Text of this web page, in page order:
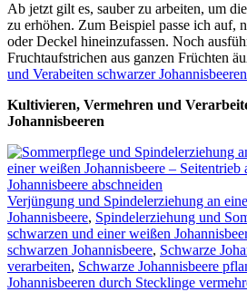
Ab jetzt gilt es, sauber zu arbeiten, um
zu erhöhen. Zum Beispiel passe ich auf,
oder Deckel hineinzufassen. Noch
Fruchtaufstrichen aus ganzen Früchten
und Verabeiten schwarzer Johannisbeeren
Kultivieren, Vermehren und
Johannisbeeren
Verjüngung und Spindelerziehung an
Johannisbeere, Spindelerziehung und
schwarzen und einer weißen
schwarzen Johannisbeere, Schwarze
verarbeiten, Schwarze Johannisbeere
Johannisbeeren durch Stecklinge